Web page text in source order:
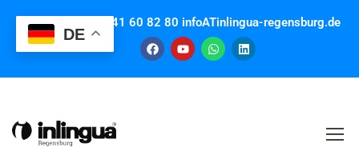
Contact us: +49 941 60 82 80 infoATinlingua-regensburg.de
DE